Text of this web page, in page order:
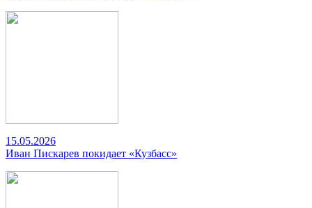
15.05.2026
Иван Пискарев покидает «Кузбасс»